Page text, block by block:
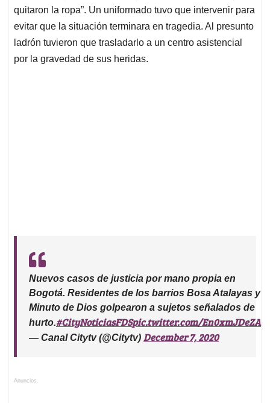
quitaron la ropa”. Un uniformado tuvo que intervenir para
evitar que la situación terminara en tragedia. Al presunto
ladrón tuvieron que trasladarlo a un centro asistencial
por la gravedad de sus heridas.
Nuevos casos de justicia por mano propia en
Bogotá. Residentes de los barrios Bosa Atalayas y
Minuto de Dios golpearon a sujetos señalados de
hurto.#CityNoticiasFDSpic.twitter.com/En0xmJDeZA
— Canal Citytv (@Citytv) December 7, 2020
Anuncios.